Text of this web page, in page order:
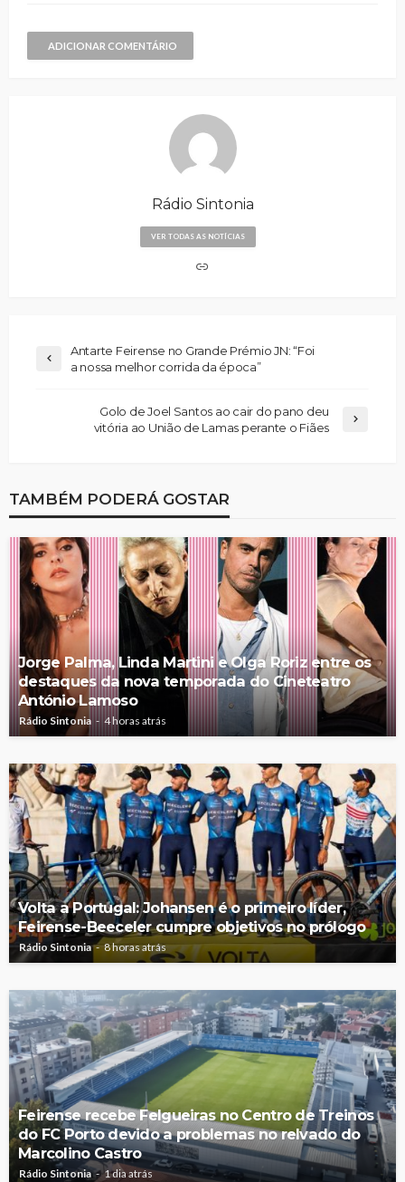
ADICIONAR COMENTÁRIO
Rádio Sintonia
VER TODAS AS NOTÍCIAS
Antarte Feirense no Grande Prémio JN: “Foi
a nossa melhor corrida da época”
Golo de Joel Santos ao cair do pano deu
vitória ao União de Lamas perante o Fiães
TAMBÉM PODERÁ GOSTAR
Jorge Palma, Linda Martini e Olga Roriz entre os
destaques da nova temporada do Cineteatro
António Lamoso
Rádio Sintonia 4 horas atrás
Volta a Portugal: Johansen é o primeiro líder,
Feirense-Beeceler cumpre objetivos no prólogo
Rádio Sintonia 8 horas atrás
Feirense recebe Felgueiras no Centro de Treinos
do FC Porto devido a problemas no relvado do
Marcolino Castro
Rádio Sintonia 1 dia atrás